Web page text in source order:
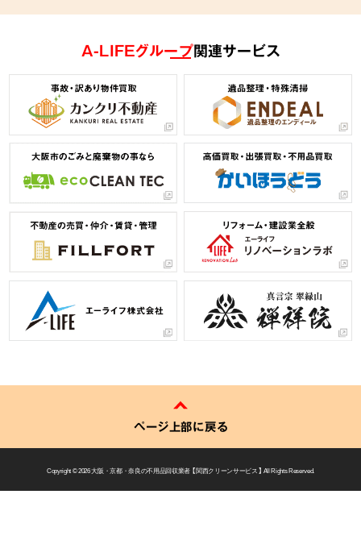
A-LIFEグループ関連サービス
ページ上部に戻る
Copyright © 2026大阪・京都・奈良の不用品回収業者 【 関西クリーンサービス 】 All Rights Reserved.